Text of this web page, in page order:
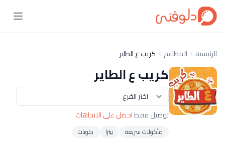
الرئيسية المطاعم كريب ع الطاير
كريب ع الطاير
توصيل فقطاحصل على الاتجاهات
مأكولات سريعة بيتزا حلويات